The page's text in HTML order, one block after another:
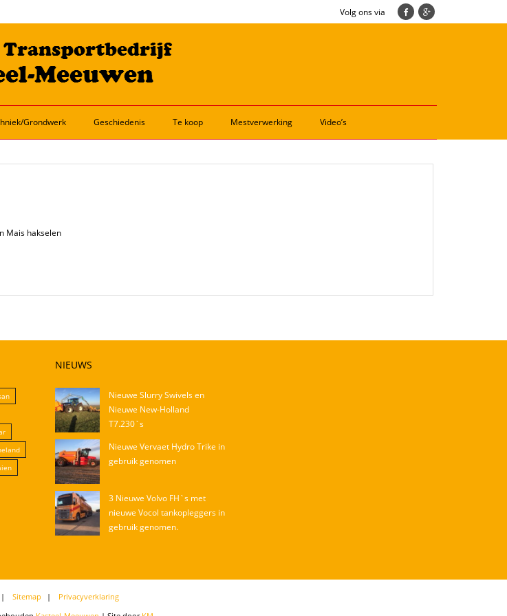
Volg ons via
Grondwerk Geschiedenis Te koop Mestverwerking Video’s
Mais hakselen
NIEUWS
Nieuwe Slurry Swivels en
Nieuwe New-Holland
T7.230`s
Nieuwe Vervaet Hydro Trike in
gebruik genomen
3 Nieuwe Volvo FH`s met
nieuwe Vocol tankopleggers in
gebruik genomen.
Sitemap
Privacyverklaring